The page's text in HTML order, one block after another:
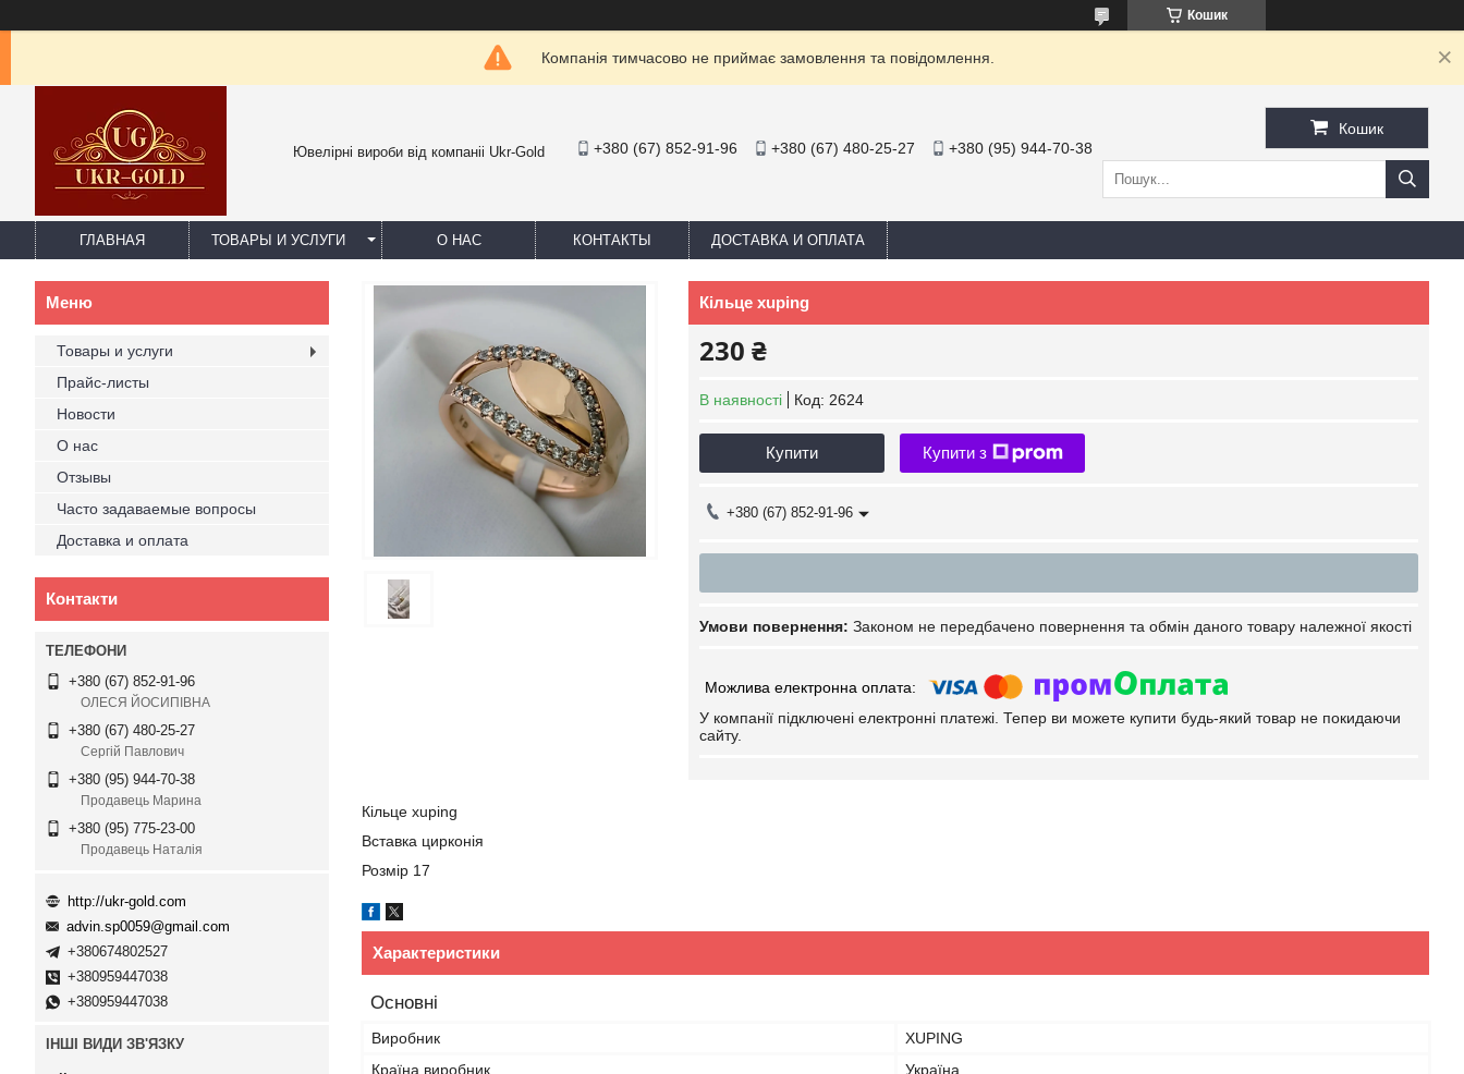
Кошик
Компанія тимчасово не приймає замовлення та повідомлення.
Ювелірні вироби від компаніі Ukr-Gold +380 (67) 852-91-96 +380 (67) 480-25-27 +380 (95) 944-70-38
Кошик
ГЛАВНАЯ ТОВАРЫ И УСЛУГИ О НАС КОНТАКТЫ ДОСТАВКА И ОПЛАТА
Кільце xuping
230 ₴
В наявності Код: 2624
Купити Купити з
+380 (67) 852-91-96
Законом не передбачено повернення та обмін даного товару належної якості
У компанії підключені електронні платежі. Тепер ви можете купити будь-який товар не покидаючи
сайту.
Кільце xuping
Вставка цирконія
Розмір 17
Характеристики
Основні
Виробник
XUPING
Країна виробник
Україна
Товары и услуги
Прайс-листы
Новости
О нас
Отзывы
Часто задаваемые вопросы
Доставка и оплата
Контакти
+380 (67) 852-91-96
ОЛЕСЯ ЙОСИПІВНА
+380 (67) 480-25-27
Сергій Павлович
+380 (95) 944-70-38
Продавець Марина
+380 (95) 775-23-00
Продавець Наталія
http://ukr-gold.com
advin.sp0059@gmail.com
+380674802527
+380959447038
+380959447038
ІНШІ ВИДИ ЗВ'ЯЗКУ